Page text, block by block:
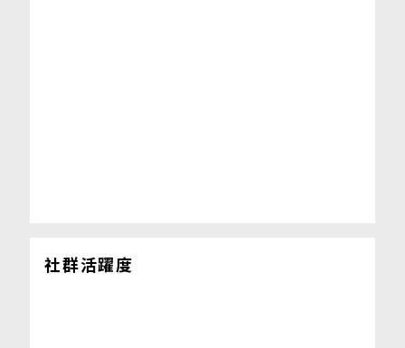
社群活躍度